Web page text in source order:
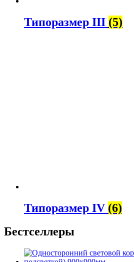
Типоразмер III (5)
Типоразмер IV (6)
Бестселлеры